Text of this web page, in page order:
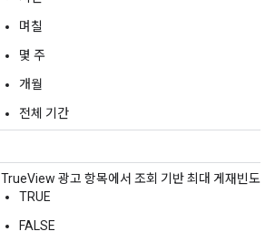
며칠
몇 주
개월
전체 기간
TrueView 광고 항목에서 조회 기반 최대 게재빈도
TRUE
FALSE